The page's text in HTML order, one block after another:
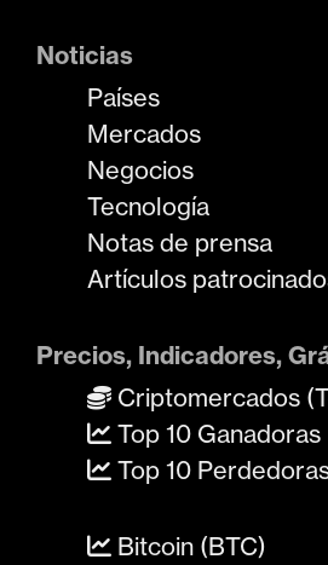
Noticias
Países
Mercados
Negocios
Tecnología
Notas de prensa
Artículos
Precios, Indicadores,
Criptomercados
Top 10 Ganadoras
Top 10
Bitcoin (BTC)